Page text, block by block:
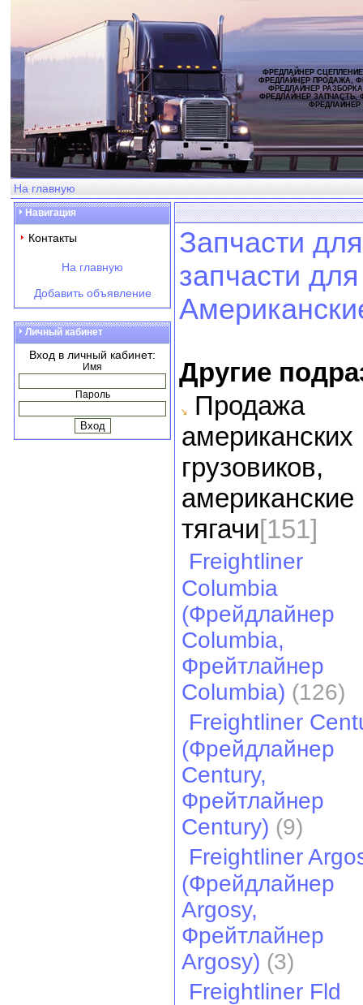
ФРЕДЛАЙНЕР
ФРЕДЛАЙНЕР ПРОДАЖА,
ФРЕДЛАЙНЕР
ФРЕДЛАЙНЕР ЗАПЧАСТЬ,
ФРЕДЛАЙНЕР
На главную
Навигация
Контакты
На главную
Добавить объявление
Личный кабинет
Вход в личный кабинет:
Имя
Пароль
Запчасти
запчасти
Другие
Продажа
американских
грузовиков,
американские
тягачи[151]
Freightliner
Columbia
(Фрейдлайнер
Columbia,
Фрейтлайнер
Columbia) (126)
Freightliner
(Фрейдлайнер
Century,
Фрейтлайнер
Century) (9)
Freightliner
(Фрейдлайнер
Argosy,
Фрейтлайнер
Argosy) (3)
Freightliner Fld